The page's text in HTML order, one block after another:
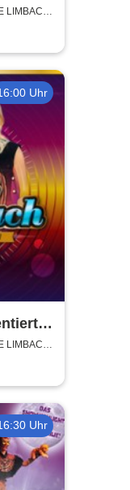
-
LIMBACH-
Uhr
LIMBACH-
Uhr